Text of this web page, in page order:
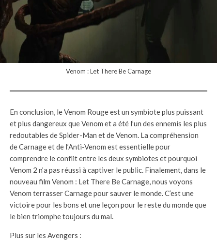
Venom : Let There Be Carnage
En conclusion, le Venom Rouge est un symbiote plus puissant
et plus dangereux que Venom et a été l’un des ennemis les plus
redoutables de Spider-Man et de Venom. La compréhension
de Carnage et de l’Anti-Venom est essentielle pour
comprendre le conflit entre les deux symbiotes et pourquoi
Venom 2 n’a pas réussi à captiver le public. Finalement, dans le
nouveau film Venom : Let There Be Carnage, nous voyons
Venom terrasser Carnage pour sauver le monde. C’est une
victoire pour les bons et une leçon pour le reste du monde que
le bien triomphe toujours du mal.
Plus sur les Avengers :